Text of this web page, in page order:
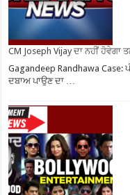
CM Joseph Vijay ਦਾ ਨਹੀਂ ਹੋਵੇਗਾ
Gagandeep Randhawa
ਦਬਾਅ ਪਾਉਣ ਦਾ …